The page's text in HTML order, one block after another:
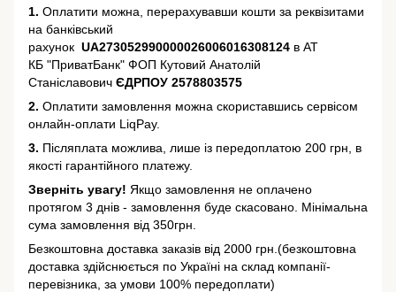
1. Оплатити можна, перерахувавши кошти за реквізитами
на банківський
рахунок UA273052990000026006016308124 в АТ
КБ "ПриватБанк" ФОП Кутовий Анатолій
Станіславович ЄДРПОУ 2578803575
2. Оплатити замовлення можна скориставшись сервісом
онлайн-оплати LiqPay.
3. Післяплата можлива, лише із передоплатою 200 грн, в
якості гарантійного платежу.
Зверніть увагу! Якщо замовлення не оплачено
протягом 3 днів - замовлення буде скасовано. Мінімальна
сума замовлення від 350грн.
Безкоштовна доставка заказів від 2000 грн.(безкоштовна
доставка здійснюється по Україні на склад компанії-
перевізника, за умови 100% передоплати)